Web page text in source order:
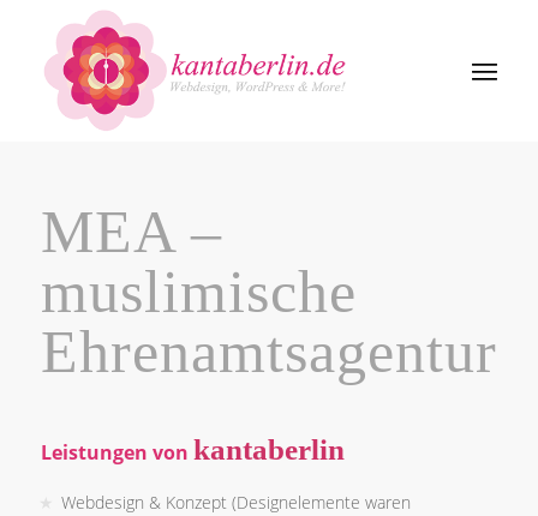
MEA –
muslimische
Ehrenamtsagentur
Leistungen von kantaberlin
Webdesign & Konzept (Designelemente waren